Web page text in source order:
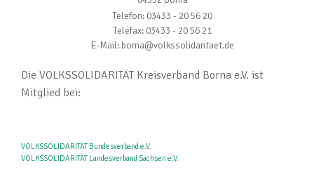
Telefon: 03433 - 20 56 20
Telefax: 03433 - 20 56 21
E-Mail: borna@volkssolidaritaet.de
Die VOLKSSOLIDARITÄT Kreisverband Borna e.V. ist
Mitglied bei:
VOLKSSOLIDARITÄT Bundesverband e.V.
VOLKSSOLIDARITÄT Landesverband Sachsen e.V.